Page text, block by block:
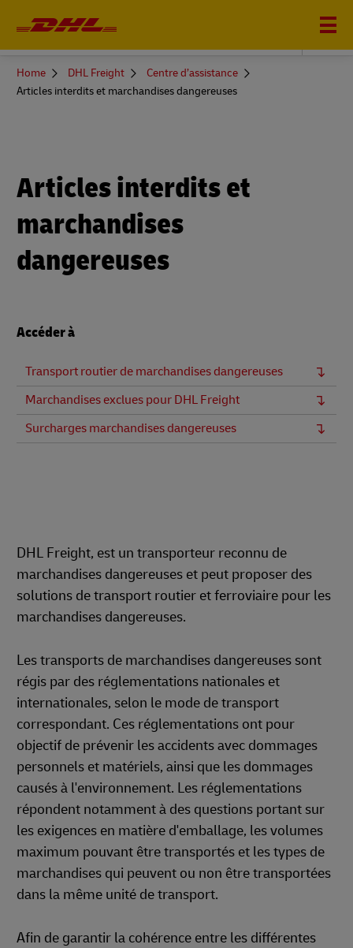
DHL FREIGHT
You
here
Home DHL Freight
Centre d’assistance
Articles interdits et marchandises dangereuses
Articles interdits et
marchandises
dangereuses
Accéder à
Transport routier de marchandises dangereuses
Marchandises exclues pour DHL Freight
Surcharges marchandises dangereuses
DHL Freight, est un transporteur reconnu de
marchandises dangereuses et peut proposer des
solutions de transport routier et ferroviaire pour les
marchandises dangereuses.
Les transports de marchandises dangereuses sont
régis par des réglementations nationales et
internationales, selon le mode de transport
correspondant. Ces réglementations ont pour
objectif de prévenir les accidents avec dommages
personnels et matériels, ainsi que les dommages
causés à l'environnement. Les réglementations
répondent notamment à des questions portant sur
les exigences en matière d'emballage, les volumes
maximum pouvant être transportés et les types de
marchandises qui peuvent ou non être transportées
dans la même unité de transport.
Afin de garantir la cohérence entre les différentes